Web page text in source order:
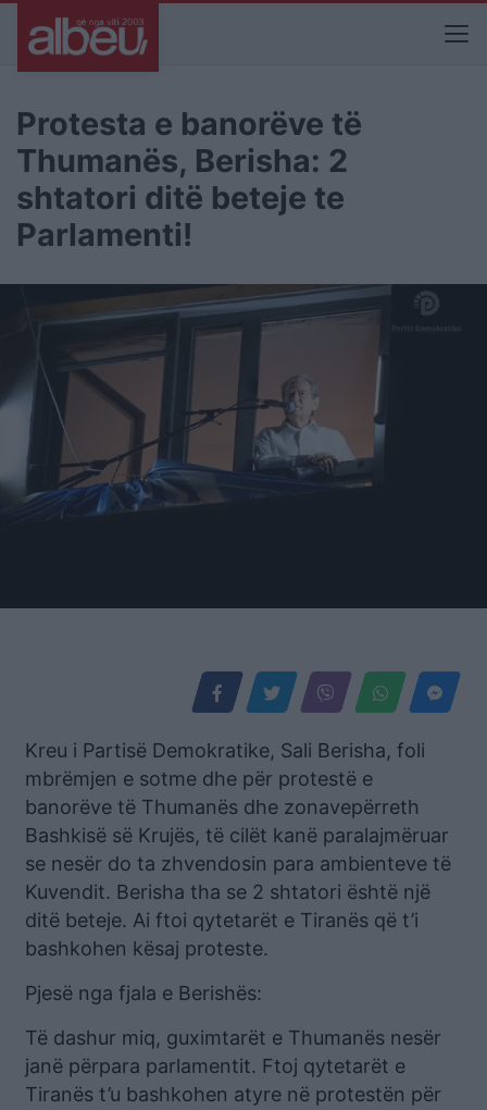
Protesta e banorëve të
Thumanës, Berisha: 2
shtatori ditë beteje te
Parlamenti!
Kreu i Partisë Demokratike, Sali Berisha, foli
mbrëmjen e sotme dhe për protestë e
banorëve të Thumanës dhe zonavepërreth
Bashkisë së Krujës, të cilët kanë paralajmëruar
se nesër do ta zhvendosin para ambienteve të
Kuvendit. Berisha tha se 2 shtatori është një
ditë beteje. Ai ftoi qytetarët e Tiranës që t’i
bashkohen kësaj proteste.
Pjesë nga fjala e Berishës:
Të dashur miq, guximtarët e Thumanës nesër
janë përpara parlamentit. Ftoj qytetarët e
Tiranës t’u bashkohen atyre në protestën për